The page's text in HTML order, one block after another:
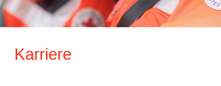
Karriere